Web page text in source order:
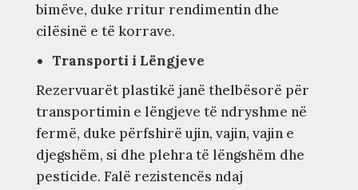
bimëve, duke rritur rendimentin dhe
cilësinë e të korrave.
Transporti i Lëngjeve
Rezervuarët plastikë janë thelbësorë për
transportimin e lëngjeve të ndryshme në
fermë, duke përfshirë ujin, vajin, vajin e
djegshëm, si dhe plehra të lëngshëm dhe
pesticide. Falë rezistencës ndaj